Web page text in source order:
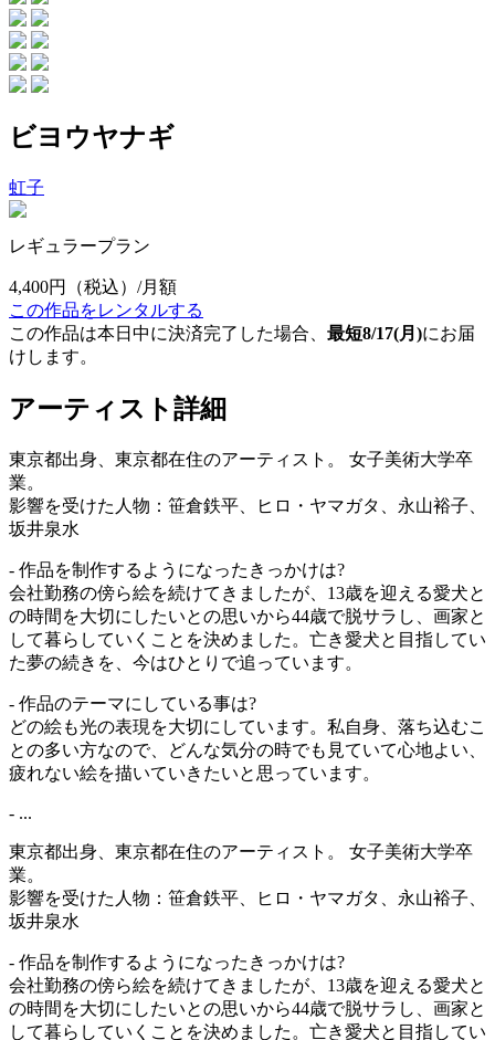
ビヨウヤナギ
虹子
レギュラープラン
4,400円
（税込）/月額
この作品をレンタルする
この作品は本日中に決済完了した場合、 最短8/17(月)にお届
けします。
アーティスト詳細
東京都出身、東京都在住のアーティスト。 女子美術大学卒
業。
影響を受けた人物：笹倉鉄平、ヒロ・ヤマガタ、永山裕子、
坂井泉水
- 作品を制作するようになったきっかけは?
会社勤務の傍ら絵を続けてきましたが、13歳を迎える愛犬と
の時間を大切にしたいとの思いから44歳で脱サラし、画家と
して暮らしていくことを決めました。亡き愛犬と目指してい
た夢の続きを、今はひとりで追っています。
- 作品のテーマにしている事は?
どの絵も光の表現を大切にしています。私自身、落ち込むこ
との多い方なので、どんな気分の時でも見ていて心地よい、
疲れない絵を描いていきたいと思っています。
- ...
東京都出身、東京都在住のアーティスト。 女子美術大学卒
業。
影響を受けた人物：笹倉鉄平、ヒロ・ヤマガタ、永山裕子、
坂井泉水
- 作品を制作するようになったきっかけは?
会社勤務の傍ら絵を続けてきましたが、13歳を迎える愛犬と
の時間を大切にしたいとの思いから44歳で脱サラし、画家と
して暮らしていくことを決めました。亡き愛犬と目指してい